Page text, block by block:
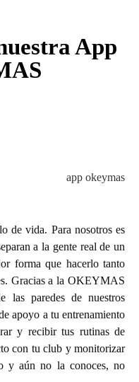
App
de vida. Para nosotros es
a la gente real de un
forma que hacerlo tanto
Gracias a la OKEYMAS
las paredes de nuestros
apoyo a tu entrenamiento
y recibir tus rutinas de
con tu club y monitorizar
y aún no la conoces, no